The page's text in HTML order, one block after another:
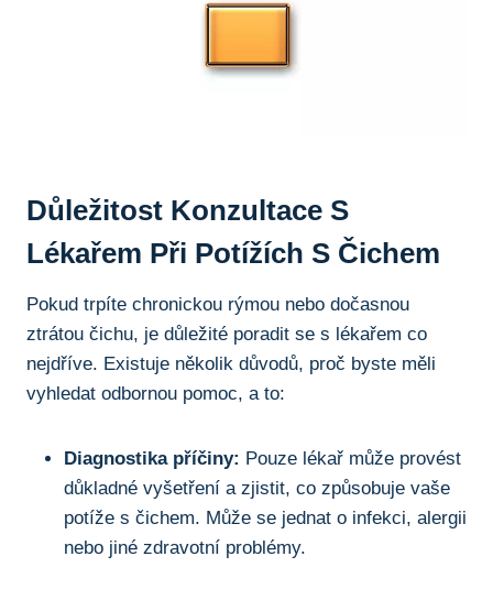
Důležitost Konzultace S
Lékařem Při Potížích S Čichem
Pokud trpíte chronickou rýmou nebo dočasnou
ztrátou⁣ čichu, je ⁣důležité poradit se s lékařem co
nejdříve. Existuje ⁤několik důvodů, proč byste měli
vyhledat odbornou⁤ pomoc, a to:
Diagnostika ‌příčiny: Pouze lékař může provést⁣
důkladné vyšetření a zjistit, co způsobuje⁢ vaše
potíže ⁢s čichem. Může se‍ jednat o ⁣infekci, alergii
nebo jiné zdravotní ​problémy.